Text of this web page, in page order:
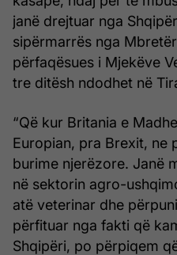
janë drejtuar nga
sipërmarrës nga
përfaqësues i Mjekëve
tre ditësh ndodhet në
“Që kur Britania e
Europian, pra Brexit, ne
burime njerëzore. Janë
në sektorin agro-
atë veterinar dhe
përfituar nga fakti që
Shqipëri, po përpiqem